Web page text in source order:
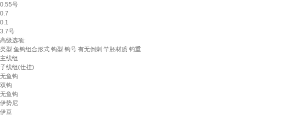
0.55号
0.7
0.1
3.7号
高级选项:
类型 鱼钩组合形式 钩型 钩号 有无倒刺 竿胚材质 钓重
主线组
子线组(仕挂)
无鱼钩
双钩
无鱼钩
伊势尼
伊豆